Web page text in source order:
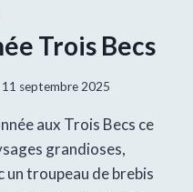
Trois Becs
11 septembre 2025
aux Trois Becs ce
grandioses,
un troupeau de brebis